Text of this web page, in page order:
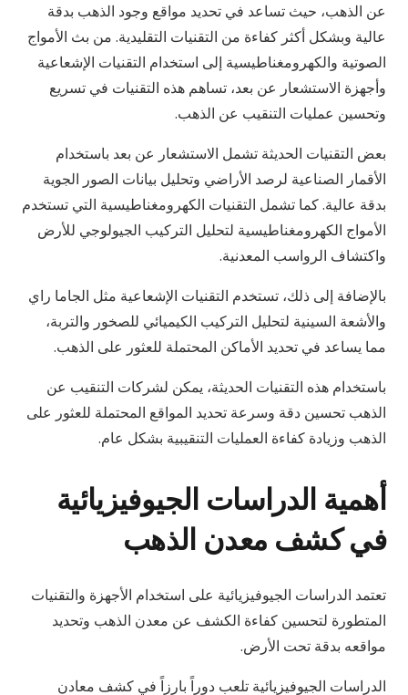
عن الذهب، حيث تساعد في تحديد مواقع وجود الذهب بدقة
عالية وبشكل أكثر كفاءة من التقنيات التقليدية. من بث الأمواج
الصوتية والكهرومغناطيسية إلى استخدام التقنيات الإشعاعية
وأجهزة الاستشعار عن بعد، تساهم هذه التقنيات في تسريع
وتحسين عمليات التنقيب عن الذهب.
بعض التقنيات الحديثة تشمل الاستشعار عن بعد باستخدام
الأقمار الصناعية لرصد الأراضي وتحليل بيانات الصور الجوية
بدقة عالية. كما تشمل التقنيات الكهرومغناطيسية التي تستخدم
الأمواج الكهرومغناطيسية لتحليل التركيب الجيولوجي للأرض
واكتشاف الرواسب المعدنية.
بالإضافة إلى ذلك، تستخدم التقنيات الإشعاعية مثل الجاما راي
والأشعة السينية لتحليل التركيب الكيميائي للصخور والتربة،
مما يساعد في تحديد الأماكن المحتملة للعثور على الذهب.
باستخدام هذه التقنيات الحديثة، يمكن لشركات التنقيب عن
الذهب تحسين دقة وسرعة تحديد المواقع المحتملة للعثور على
الذهب وزيادة كفاءة العمليات التنقيبية بشكل عام.
أهمية الدراسات الجيوفيزيائية
في كشف معدن الذهب
تعتمد الدراسات الجيوفيزيائية على استخدام الأجهزة والتقنيات
المتطورة لتحسين كفاءة الكشف عن معدن الذهب وتحديد
مواقعه بدقة تحت الأرض.
الدراسات الجيوفيزيائية تلعب دوراً بارزاً في كشف معادن